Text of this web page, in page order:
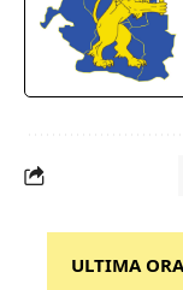
‎‎‎‎‎‎‎ULTIMA ORA